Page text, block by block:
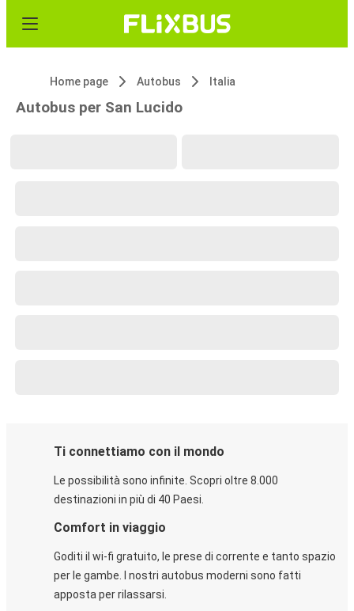
Home page Autobus Italia
Autobus per San Lucido
Ti connettiamo con il mondo
Le possibilità sono infinite. Scopri oltre 8.000
destinazioni in più di 40 Paesi.
Comfort in viaggio
Goditi il wi-fi gratuito, le prese di corrente e tanto spazio
per le gambe. I nostri autobus moderni sono fatti
apposta per rilassarsi.